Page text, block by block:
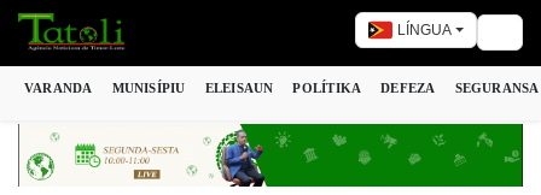
LÍNGUA
VARANDA MUNISÍPIU ELEISAUN POLÍTIKA DEFEZA SEGURANSA